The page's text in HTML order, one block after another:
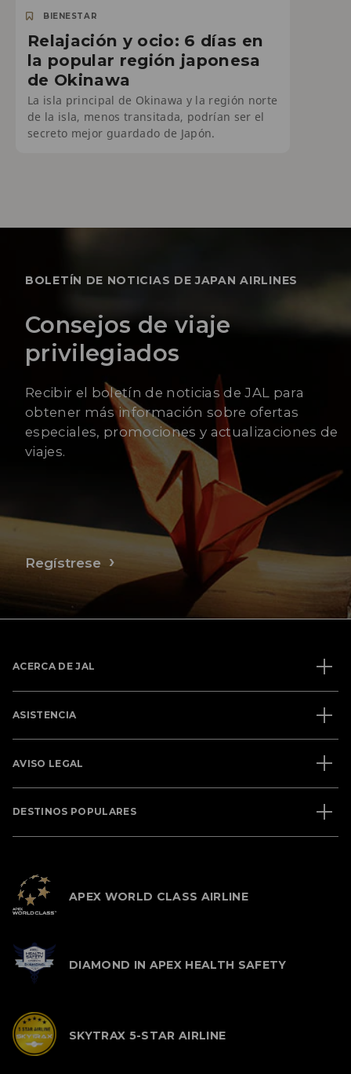
BIENESTAR
Relajación y ocio: 6 días en
la popular región japonesa
de Okinawa
La isla principal de Okinawa y la región norte
de la isla, menos transitada, podrían ser el
secreto mejor guardado de Japón.
BOLETÍN DE NOTICIAS DE JAPAN AIRLINES
Consejos de viaje
privilegiados
Recibir el boletín de noticias de JAL para
obtener más información sobre ofertas
especiales, promociones y actualizaciones de
viajes.
Regístrese
ACERCA DE JAL
ASISTENCIA
AVISO LEGAL
DESTINOS POPULARES
APEX WORLD CLASS AIRLINE
DIAMOND IN APEX HEALTH SAFETY
SKYTRAX 5-STAR AIRLINE